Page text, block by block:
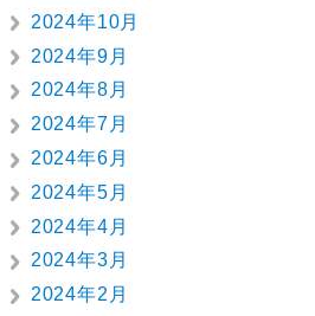
2024年10月
2024年9月
2024年8月
2024年7月
2024年6月
2024年5月
2024年4月
2024年3月
2024年2月